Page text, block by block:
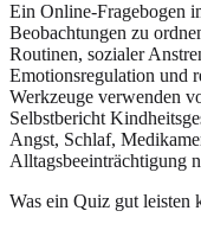
Ein Online-Fragebogen
Beobachtungen zu
Routinen, sozialer
Emotionsregulation und
Werkzeuge verwenden
Selbstbericht
Angst, Schlaf,
Alltagsbeeinträchtigung
Was ein Quiz gut leisten